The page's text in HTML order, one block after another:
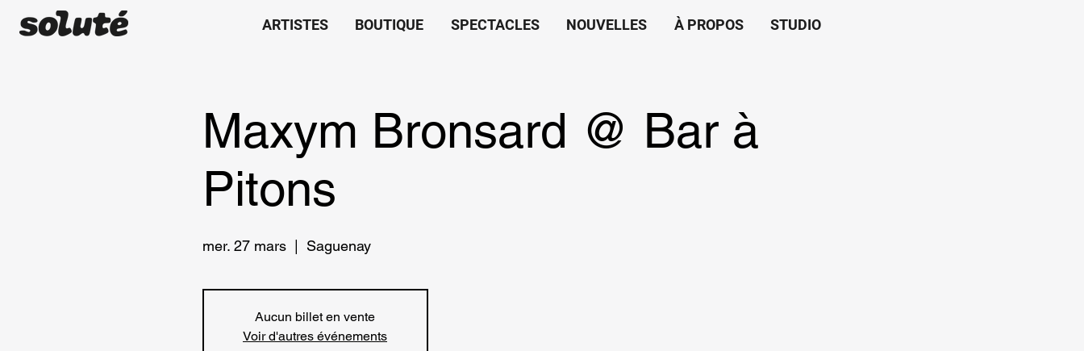
ARTISTES BOUTIQUE SPECTACLES NOUVELLES À PROPOS STUDIO
Maxym Bronsard @ Bar à
Pitons
mer. 27 mars
  |
Saguenay
Aucun billet en vente
Voir d'autres événements